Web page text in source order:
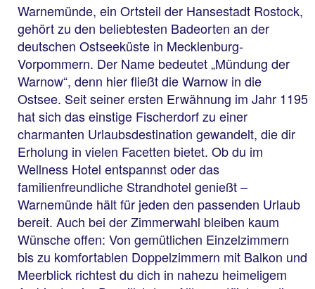
Warnemünde, ein Ortsteil der Hansestadt Rostock,
gehört zu den beliebtesten Badeorten an der
deutschen Ostseeküste in Mecklenburg-
Vorpommern. Der Name bedeutet „Mündung der
Warnow“, denn hier fließt die Warnow in die
Ostsee. Seit seiner ersten Erwähnung im Jahr 1195
hat sich das einstige Fischerdorf zu einer
charmanten Urlaubsdestination gewandelt, die dir
Erholung in vielen Facetten bietet. Ob du im
Wellness Hotel entspannst oder das
familienfreundliche Strandhotel genießt –
Warnemünde hält für jeden den passenden Urlaub
bereit. Auch bei der Zimmerwahl bleiben kaum
Wünsche offen: Von gemütlichen Einzelzimmern
bis zu komfortablen Doppelzimmern mit Balkon und
Meerblick richtest du dich in nahezu heimeligem